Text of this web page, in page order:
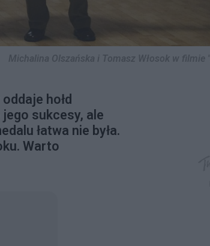
hołd
sukcesy, ale
łatwa nie była.
Warto